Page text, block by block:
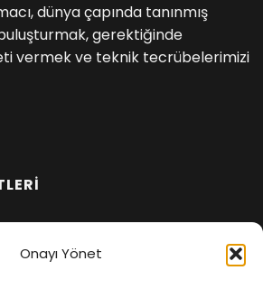
Onayı Yönet
dünya çapında tanınmış
gerektiğinde
vermek ve teknik tecrübelerimizi